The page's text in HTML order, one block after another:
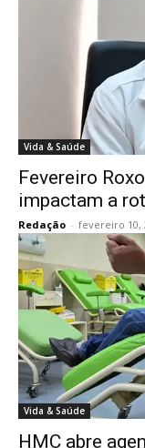
Vida & Saúde
Fevereiro
impactam a
Redação - fevereiro 10,
Vida & Saúde
HMC abre